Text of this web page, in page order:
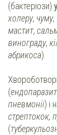
(бактеріози)
холеру, чуму,
мастит,
винограду,
абрикоса).
(
пневмонії) і
стрептокок,
(